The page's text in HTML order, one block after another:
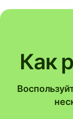
Как